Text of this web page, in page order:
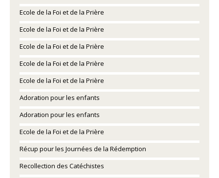
Ecole de la Foi et de la Prière
Ecole de la Foi et de la Prière
Ecole de la Foi et de la Prière
Ecole de la Foi et de la Prière
Ecole de la Foi et de la Prière
Adoration pour les enfants
Adoration pour les enfants
Ecole de la Foi et de la Prière
Récup pour les Journées de la Rédemption
Recollection des Catéchistes